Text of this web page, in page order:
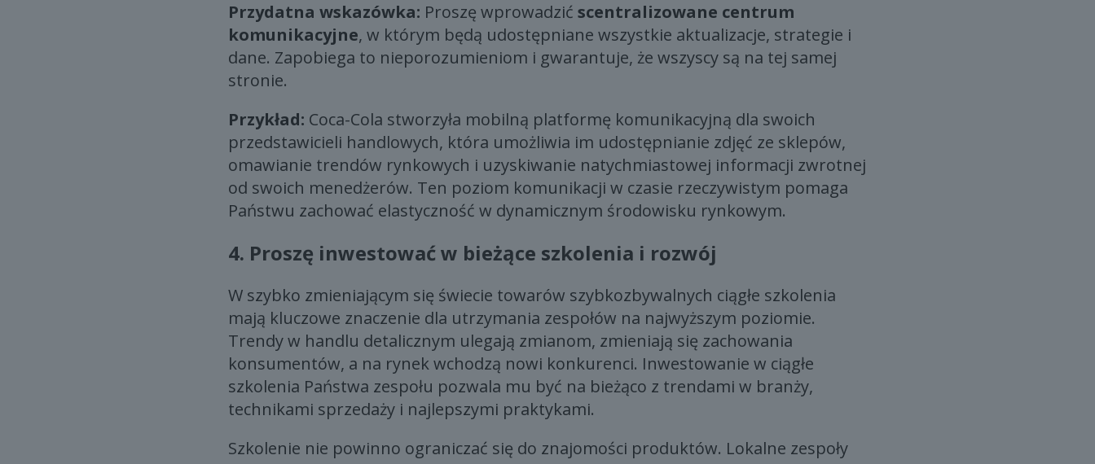
Przydatna wskazówka: Proszę wprowadzić scentralizowane centrum
komunikacyjne, w którym będą udostępniane wszystkie aktualizacje, strategie i
dane. Zapobiega to nieporozumieniom i gwarantuje, że wszyscy są na tej samej
stronie.
Przykład: Coca-Cola stworzyła mobilną platformę komunikacyjną dla swoich
przedstawicieli handlowych, która umożliwia im udostępnianie zdjęć ze sklepów,
omawianie trendów rynkowych i uzyskiwanie natychmiastowej informacji zwrotnej
od swoich menedżerów. Ten poziom komunikacji w czasie rzeczywistym pomaga
Państwu zachować elastyczność w dynamicznym środowisku rynkowym.
4. Proszę inwestować w bieżące szkolenia i rozwój
W szybko zmieniającym się świecie towarów szybkozbywalnych ciągłe szkolenia
mają kluczowe znaczenie dla utrzymania zespołów na najwyższym poziomie.
Trendy w handlu detalicznym ulegają zmianom, zmieniają się zachowania
konsumentów, a na rynek wchodzą nowi konkurenci. Inwestowanie w ciągłe
szkolenia Państwa zespołu pozwala mu być na bieżąco z trendami w branży,
technikami sprzedaży i najlepszymi praktykami.
Szkolenie nie powinno ograniczać się do znajomości produktów. Lokalne zespoły